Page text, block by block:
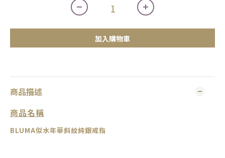
加入購物車
商品描述
商品名稱
BLUMA似水年華斜紋純銀戒指